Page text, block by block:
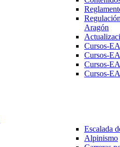
Aragón
Cursos-
Cursos-
Cursos-
Cursos-
Escalada
Alpinismo